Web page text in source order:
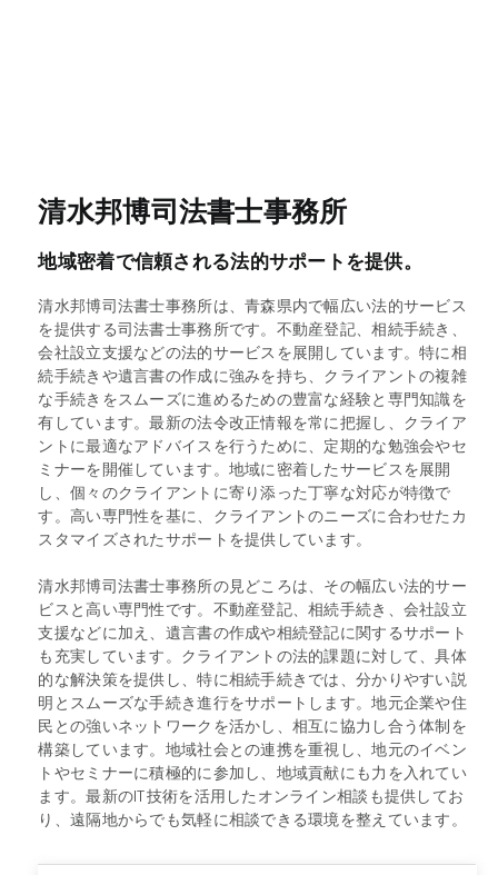
清水邦博司法書士事務所
地域密着で信頼される法的サポートを提供。
清水邦博司法書士事務所は、青森県内で幅広い法的サービス
を提供する司法書士事務所です。不動産登記、相続手続き、
会社設立支援などの法的サービスを展開しています。特に相
続手続きや遺言書の作成に強みを持ち、クライアントの複雑
な手続きをスムーズに進めるための豊富な経験と専門知識を
有しています。最新の法令改正情報を常に把握し、クライア
ントに最適なアドバイスを行うために、定期的な勉強会やセ
ミナーを開催しています。地域に密着したサービスを展開
し、個々のクライアントに寄り添った丁寧な対応が特徴で
す。高い専門性を基に、クライアントのニーズに合わせたカ
スタマイズされたサポートを提供しています。
清水邦博司法書士事務所の見どころは、その幅広い法的サー
ビスと高い専門性です。不動産登記、相続手続き、会社設立
支援などに加え、遺言書の作成や相続登記に関するサポート
も充実しています。クライアントの法的課題に対して、具体
的な解決策を提供し、特に相続手続きでは、分かりやすい説
明とスムーズな手続き進行をサポートします。地元企業や住
民との強いネットワークを活かし、相互に協力し合う体制を
構築しています。地域社会との連携を重視し、地元のイベン
トやセミナーに積極的に参加し、地域貢献にも力を入れてい
ます。最新のIT技術を活用したオンライン相談も提供してお
り、遠隔地からでも気軽に相談できる環境を整えています。